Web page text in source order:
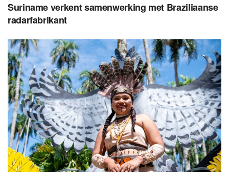
Suriname verkent samenwerking met Braziliaanse
radarfabrikant